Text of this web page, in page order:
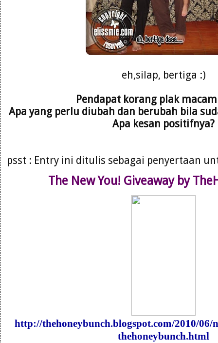
eh,silap, bertiga :)
Pendapat korang plak
Apa yang perlu diubah dan berubah bila
Apa kesan positifnya?
psst : Entry ini ditulis sebagai penyertaan
The New You! Giveaway by
http://thehoneybunch.blogspot.com/2010/06/
thehoneybunch.html